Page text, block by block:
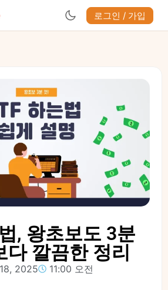
로그인 / 가입
, 왕초보도 3분
다 깔끔한 정리
2025
11:00 오전